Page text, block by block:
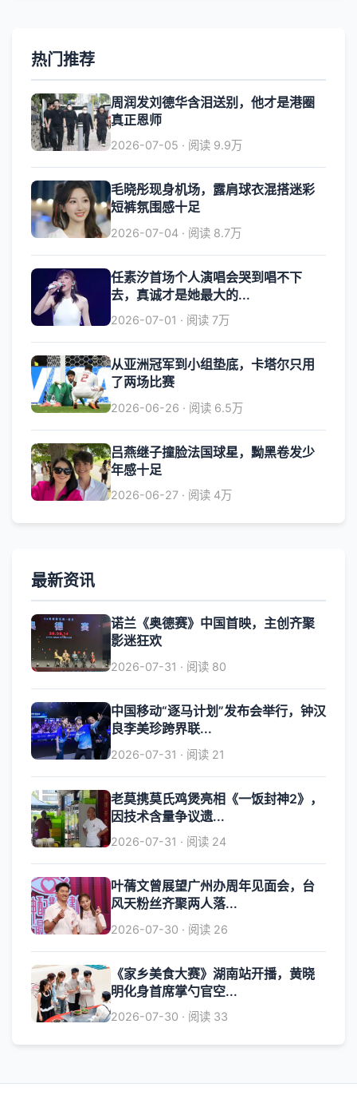
热门推荐
周润发刘德华含泪送别，他才是港圈
真正恩师
2026-07-05 · 阅读 9.9万
毛晓彤现身机场，露肩球衣混搭迷彩
短裤氛围感十足
2026-07-04 · 阅读 8.7万
任素汐首场个人演唱会哭到唱不下
去，真诚才是她最大的...
2026-07-01 · 阅读 7万
从亚洲冠军到小组垫底，卡塔尔只用
了两场比赛
2026-06-26 · 阅读 6.5万
吕燕继子撞脸法国球星，黝黑卷发少
年感十足
2026-06-27 · 阅读 4万
最新资讯
诺兰《奥德赛》中国首映，主创齐聚
影迷狂欢
2026-07-31 · 阅读 80
中国移动“逐马计划”发布会举行，钟汉
良李美珍跨界联...
2026-07-31 · 阅读 21
老莫携莫氏鸡煲亮相《一饭封神2》，
因技术含量争议遗...
2026-07-31 · 阅读 24
叶蒨文曾展望广州办周年见面会，台
风天粉丝齐聚两人落...
2026-07-30 · 阅读 26
《家乡美食大赛》湖南站开播，黄晓
明化身首席掌勺官空...
2026-07-30 · 阅读 33